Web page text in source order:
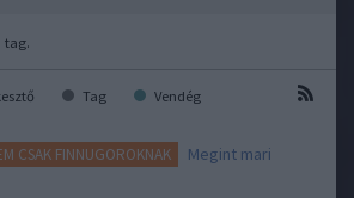
tag.
Tag Vendég
CSAK FINNUGOROKNAK Megint mari